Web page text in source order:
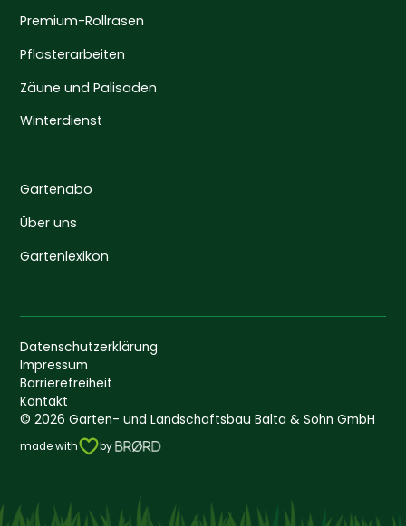
Premium-Rollrasen
Pflasterarbeiten
Zäune und Palisaden
Winterdienst
Gartenabo
Über uns
Gartenlexikon
© 2026 Garten- und Landschaftsbau Balta & Sohn GmbH
made with by
Datenschutzerklärung
Impressum
Barrierefreiheit
Kontakt